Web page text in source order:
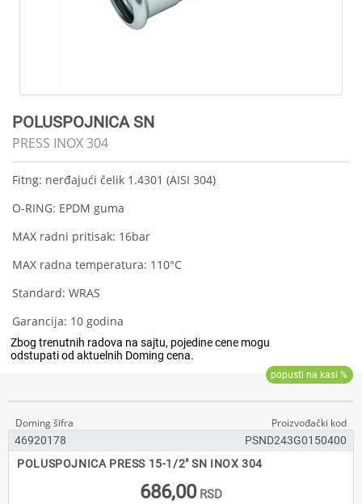
POLUSPOJNICA SN
PRESS INOX 304
Fitng: nerđajući čelik 1.4301 (AISI 304)
O-RING: EPDM guma
MAX radni pritisak: 16bar
MAX radna temperatura: 110°C
Standard: WRAS
Garancija: 10 godina
46920178
PSND243G0150400
POLUSPOJNICA PRESS 15-1/2" SN INOX 304
686,00